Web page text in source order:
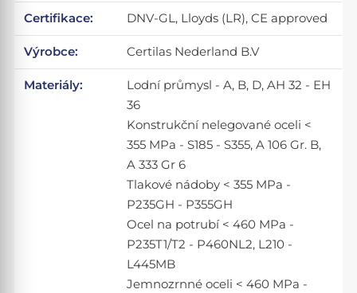
Certifikace: DNV-GL, Lloyds (LR), CE approved
Výrobce: Certilas Nederland B.V
Materiály:
Lodní průmysl - A, B, D, AH 32 - EH
36
Konstrukční nelegované oceli <
355 MPa - S185 - S355, A 106 Gr. B,
A 333 Gr 6
Tlakové nádoby < 355 MPa -
P235GH - P355GH
Ocel na potrubí < 460 MPa -
P235T1/T2 - P460NL2, L210 -
L445MB
Jemnozrnné oceli < 460 MPa -